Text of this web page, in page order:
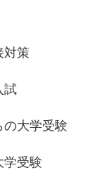
対策
試
の大学受験
学受験